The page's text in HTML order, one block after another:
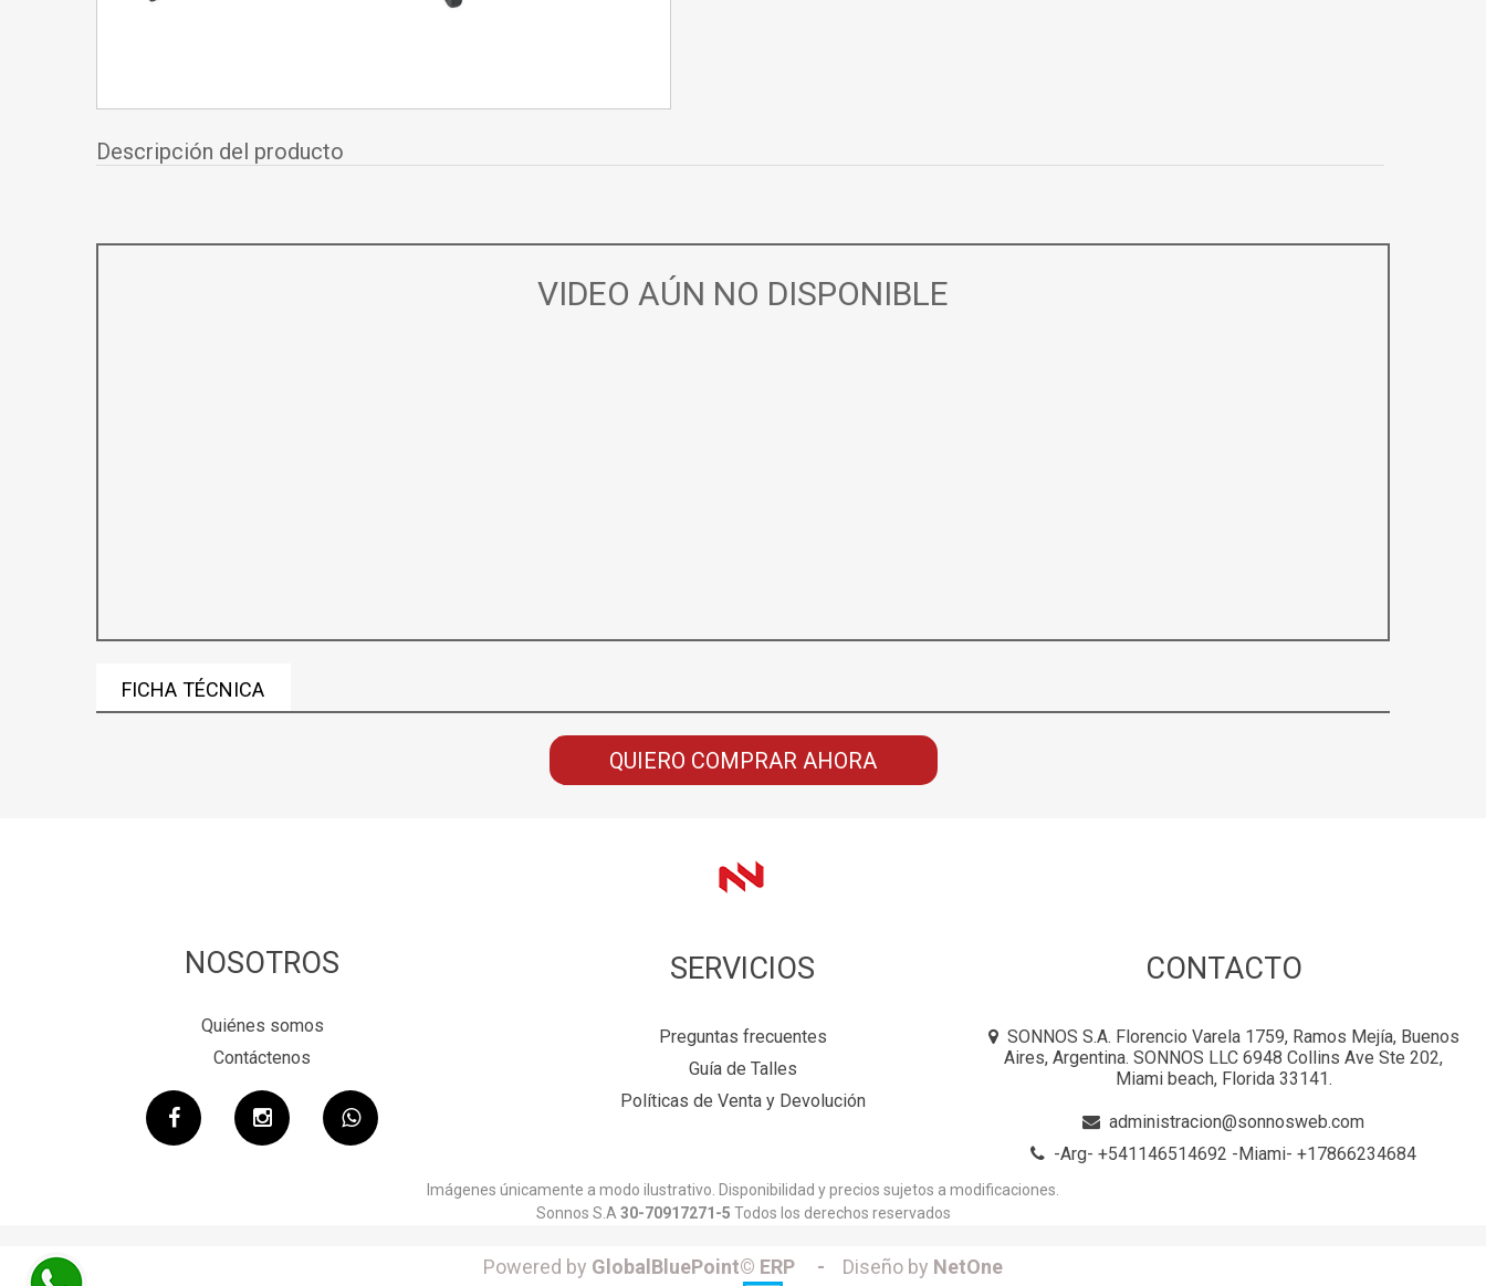
Descripción del producto
VIDEO AÚN NO DISPONIBLE
FICHA TÉCNICA
QUIERO COMPRAR AHORA
NOSOTROS
Quiénes somos
Contáctenos
SERVICIOS
Preguntas frecuentes
Guía de Talles
Políticas de Venta y Devolución
CONTACTO
SONNOS S.A. Florencio Varela 1759, Ramos Mejía, Buenos
Aires, Argentina. SONNOS LLC 6948 Collins Ave Ste 202,
Miami beach, Florida 33141.
administracion@sonnosweb.com
-Arg- +541146514692 -Miami- +17866234684
Imágenes únicamente a modo ilustrativo. Disponibilidad y precios sujetos a modificaciones.
Sonnos S.A30-70917271-5 Todos los derechos reservados
Powered by GlobalBluePoint© ERP - Diseño by NetOne